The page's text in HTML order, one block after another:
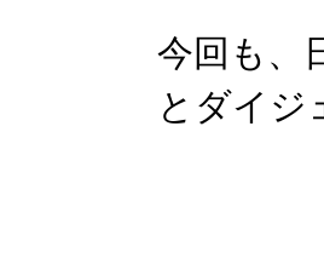
今回も、
とダイジ